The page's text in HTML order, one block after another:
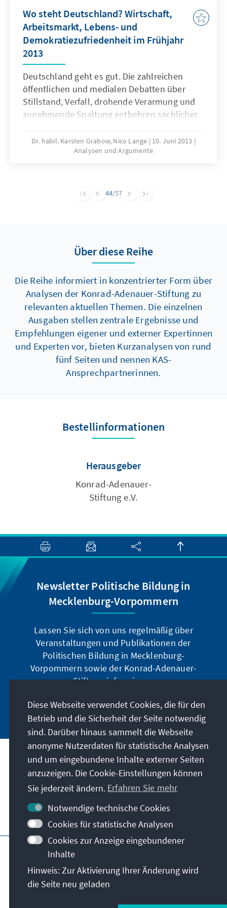
Wo steht Deutschland? Wirtschaft,
Arbeitsmarkt, Lebens- und
Demokratiezufriedenheit im Frühjahr
2013
Deutschland geht es gut. Die zahlreichen
öffentlichen und medialen Debatten über
Stillstand, Verfall, drohende Verarmung und
zunehmende Spaltung entbehren sachlicher
massenhaftes Armutsproblem noch droht die
soziale Spaltung und es grassieren nicht
der Bundesbürger bewertet die allgemeine
Dr. habil. Karsten Grabow, Nico Lange
10. Juni 2013
Analysen und Argumente
44/57
Über diese Reihe
Die Reihe informiert in konzentrierter Form über
Analysen der Konrad-Adenauer-Stiftung zu
relevanten aktuellen Themen. Die einzelnen
Ausgaben stellen zentrale Ergebnisse und
Empfehlungen eigener und externer Expertinnen
und Experten vor, bieten Kurzanalysen von rund
fünf Seiten und nennen KAS-
Ansprechpartnerinnen.
Bestellinformationen
Herausgeber
Konrad-Adenauer-
Stiftung e.V.
Newsletter Politische Bildung in
Mecklenburg-Vorpommern
Lassen Sie sich von uns regelmäßig über
Veranstaltungen und Publikationen der
Politischen Bildung in Mecklenburg-
Vorpommern sowie der Konrad-Adenauer-
Stiftung informieren.
Jetzt abonnieren
Anschrift
Kontakt
Besuchen Sie auch
Hauptseite der KAS Impressum
Datenschutz
Nutzungsbedingungen
Erklärung zur Barrierefreiheit
Barriere melden
Allg. Geschäftsbedingungen
© Konrad-Adenauer-Stiftung e.V. 2026
Diese Webseite verwendet Cookies, die für den
Betrieb und die Sicherheit der Seite notwendig
sind. Darüber hinaus sammelt die Webseite
anonyme Nutzerdaten für statistische Analysen
und um eingebundene Inhalte externer Seiten
anzuzeigen. Die Cookie-Einstellungen können
Sie jederzeit ändern. Erfahren Sie mehr
Notwendige technische Cookies
Cookies für statistische Analysen
Cookies zur Anzeige eingebundener
Inhalte
Hinweis: Zur Aktivierung Ihrer Änderung wird
die Seite neu geladen